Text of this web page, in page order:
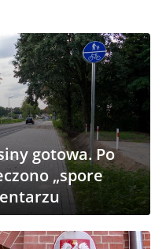
gotowa. Po
„spore